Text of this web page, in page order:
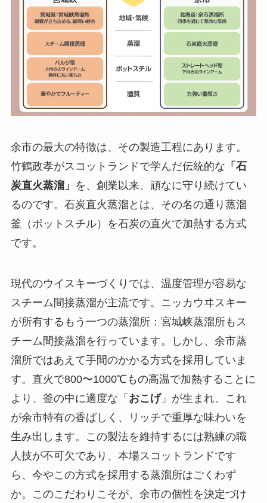
余市の最大の特徴は、その製造工程にあります。
竹鶴政孝がスコットランドで学んだ伝統的な 「石
炭直火蒸溜」 を、創業以来、頑なに守り続けてい
るのです。石炭直火蒸溜とは、その名の通り蒸溜
釜（ポットスチル）を石炭の直火で加熱する方式
です。
現代のウイスキーづくりでは、温度管理が容易な
スチーム間接蒸溜が主流です。ニッカウヰスキー
が所有するもう一つの蒸溜所：宮城峡蒸溜所もス
チーム間接蒸溜を行っています。しかし、余市蒸
溜所ではあえて手間のかかる方式を採用していま
す。直火で800〜1000℃もの高温で加熱することに
より、釜の中に適度な「 おこげ」が生まれ、これ
が余市特有の香ばしく、リッチで重厚な味わいを
生み出します。この製法を維持するには熟練の職
人技が不可欠であり、本場スコットランドです
ら、今やこの方式を採用する蒸溜所はごくわず
か。このこだわりこそが、余市の個性を決定づけ